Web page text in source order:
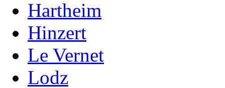
Hartheim
Hinzert
Le Vernet
Lodz